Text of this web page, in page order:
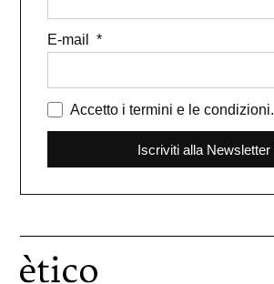
E-mail
Accetto i termini e le condizioni.
Iscriviti alla Newsletter